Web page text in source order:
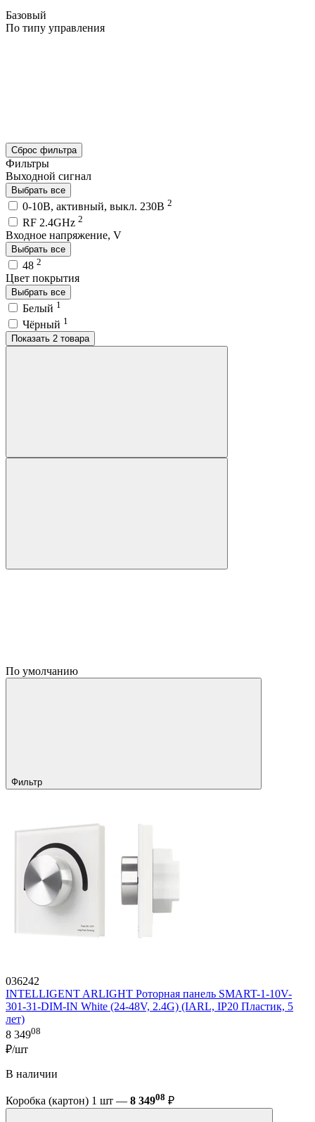
Базовый
По типу управления
Сброс фильтра
Фильтры
Выходной сигнал
Выбрать все
0-10В, активный, выкл. 230В 2
RF 2.4GHz 2
Входное напряжение, V
Выбрать все
48 2
Цвет покрытия
Выбрать все
Белый 1
Чёрный 1
Показать 2 товара
По умолчанию
Фильтр
036242
INTELLIGENT ARLIGHT Роторная панель SMART-1-10V-
301-31-DIM-IN White (24-48V, 2.4G) (IARL, IP20 Пластик, 5
лет)
8 34908
₽/шт
В наличии
Коробка (картон) 1 шт — 8 34908 ₽